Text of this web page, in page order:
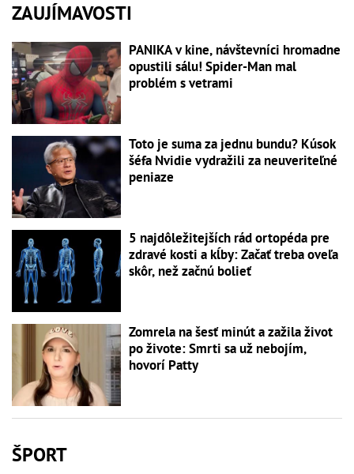
ZAUJÍMAVOSTI
PANIKA v kine, návštevníci hromadne
opustili sálu! Spider-Man mal
problém s vetrami
Toto je suma za jednu bundu? Kúsok
šéfa Nvidie vydražili za neuveriteľné
peniaze
5 najdôležitejších rád ortopéda pre
zdravé kosti a kĺby: Začať treba oveľa
skôr, než začnú bolieť
Zomrela na šesť minút a zažila život
po živote: Smrti sa už nebojím,
hovorí Patty
ŠPORT